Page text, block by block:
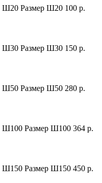
Ш20 Размер Ш20 100 р.
Ш30 Размер Ш30 150 р.
Ш50 Размер Ш50 280 р.
Ш100 Размер Ш100 364 р.
Ш150 Размер Ш150 450 р.